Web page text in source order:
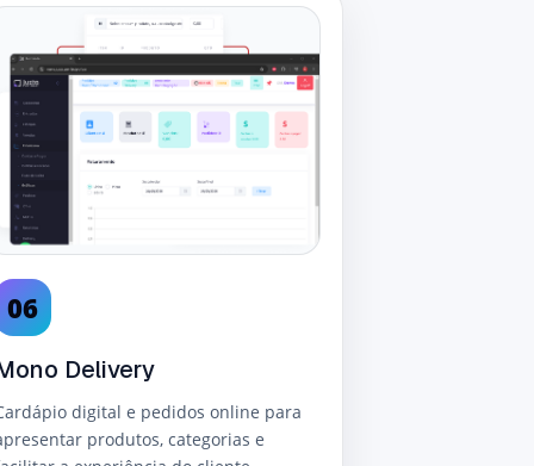
06
Delivery
digital e pedidos online para
produtos, categorias e